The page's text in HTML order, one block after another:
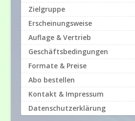
Zielgruppe
Erscheinungsweise
Auflage & Vertrieb
Geschäftsbedingungen
Formate & Preise
Abo bestellen
Kontakt & Impressum
Datenschutzerklärung